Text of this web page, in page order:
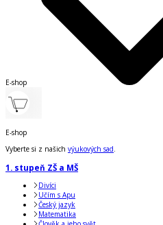
E-shop
E-shop
Vyberte si z našich výukových sad.
1. stupeň ZŠ a MŠ
Divíci
Učím s Apu
Český jazyk
Matematika